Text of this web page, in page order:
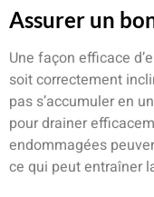
Assurer un
Une façon efficace
soit correctement
pas s’accumuler en
pour drainer
endommagées
ce qui peut entraîner